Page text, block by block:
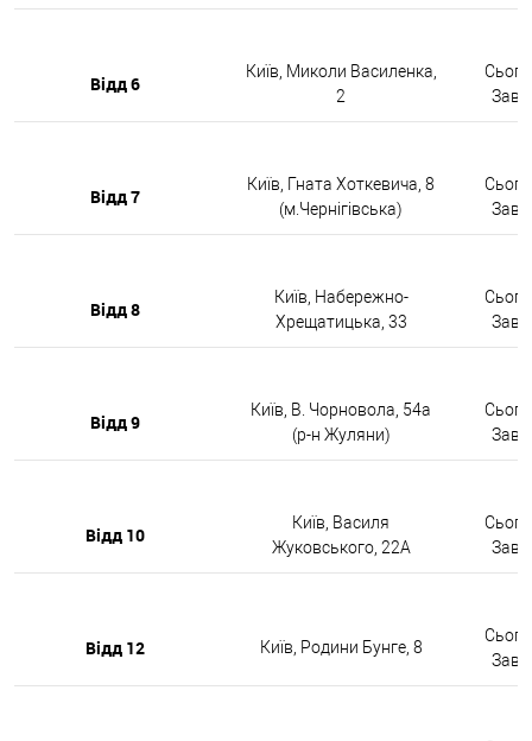
Відд 6
Київ, Миколи Василенка,
2
Відд 7
Київ, Гната Хоткевича, 8
(м.Чернігівська)
Відд 8
Київ, Набережно-
Хрещатицька, 33
Відд 9
Київ, В. Чорновола, 54а
(р-н Жуляни)
Відд 10
Київ, Василя
Жуковського, 22А
Відд 12 Київ, Родини Бунге, 8